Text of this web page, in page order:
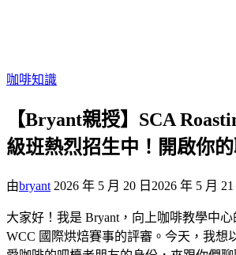
咖啡知識
【Bryant親授】SCA
級班熱烈招生中！開啟你
由bryant 2026 年 5 月 20 日 2026 年 5 月 21
大家好！我是 Bryant，向上咖啡教學中
WCC 國際烘焙賽事的評審。今天，我想